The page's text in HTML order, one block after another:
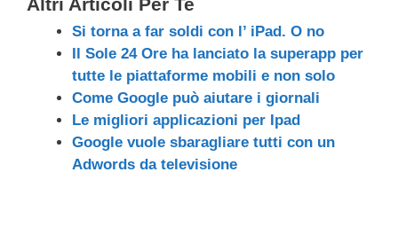
Si torna a far soldi con l’ iPad. O no
Il Sole 24 Ore ha lanciato la superapp per
tutte le piattaforme mobili e non solo
Come Google può aiutare i giornali
Le migliori applicazioni per Ipad
Google vuole sbaragliare tutti con un
Adwords da televisione